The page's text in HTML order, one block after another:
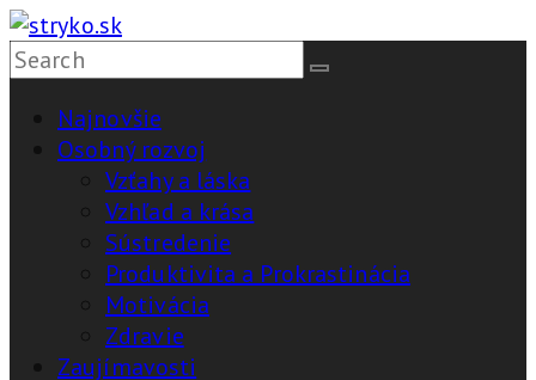
Skip
to
content
stryko.sk
Pomôže,
vysvetlí,
Najnovšie
Osobný rozvoj
Vzťahy a láska
Vzhľad a krása
Sústredenie
Produktivita a Prokrastinácia
Motivácia
Zdravie
Zaujímavosti